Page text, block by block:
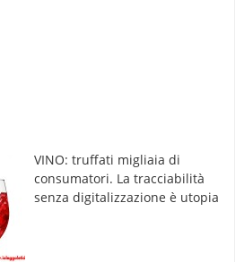
VINO: truffati migliaia di
consumatori. La tracciabilità
senza digitalizzazione è utopia